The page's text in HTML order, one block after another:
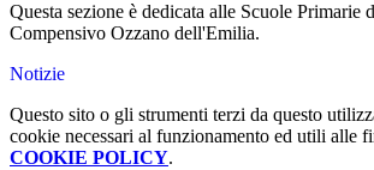
Questa sezione è dedicata alle Scuole Primarie
Compensivo Ozzano dell'Emilia.
Notizie
Questo sito o gli strumenti terzi da questo
cookie necessari al funzionamento ed utili alle
COOKIE POLICY.